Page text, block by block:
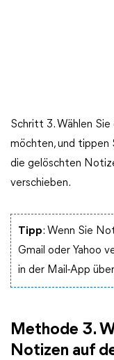
Schritt 3. Wählen
möchten, und tippen
die gelöschten
verschieben.
Tipp: Wenn Sie
Gmail oder Yahoo
in der Mail-App
Methode 3.
Notizen auf